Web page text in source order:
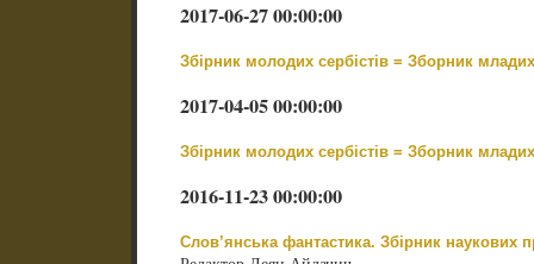
2017-06-27 00:00:00
Збірник молодих сербістів = Зборник
2017-04-05 00:00:00
Збірник молодих сербістів = Зборник
2016-11-23 00:00:00
Слов’янська фантастика. Збірник наукових